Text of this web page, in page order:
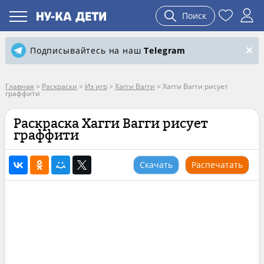
Поиск
Подписывайтесь на нашTelegram
Главная > Раскраски > Из игр> Хагги Вагги > Хагги Вагги рисует
граффити
Раскраска Хагги Вагги рисует
граффити
Скачать Распечатать